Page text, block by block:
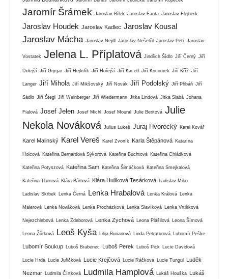
Jaromír Šrámek Jaroslav Bílek Jaroslav Fanta Jaroslav Flejberk
Jaroslav Houdek Jaroslav Kadlec Jaroslav Kousal
Jaroslav Mácha Jaroslav Nejdl Jaroslav Nešetřil Jaroslav Petr Jaroslav
Vostatek Jelena L. Příplatová Jindřich Šídlo Jiří Černý Jiří
Dolejší Jiří Grygar Jiří Hejkrlík Jiří Hořejší Jiří Kacetl Jiří Kocourek Jiří Kříž Jiří
Langer Jiří Mihola Jiří Mikšovský Jiří Novák Jiří Podolský Jiří Přibáň Jiří
Sádlo Jiří Štegl Jiří Weinberger Jiří Wiedermann Jitka Lindová Jitka Slabá Johana
Fialová Josef Jelen Josef Michl Josef Moural Julie Beritová Julie
Nekola Nováková Julius Lukeš Juraj Hvorecký Karel Kovář
Karel Malinský Karel Vereš Karel Zvoník Karla Štěpánová Katarína
Holcová Kateřina Bernardová Sýkorová Kateřina Buchtová Kateřina Chládková
Kateřina Potyszová Kateřina Sam Kateřina Šimáčková Kateřina Smejkalová
Kateřina Thorová Klára Bártová Klára Hulíková Tesárková Ladislav Miko
Ladislav Skrbek Lenka Černá Lenka Hrabalová Lenka Králová Lenka
Maierová Lenka Nováková Lenka Procházková Lenka Slavíková Lenka Vrtišková
Nejezchlebová Lenka Zdeborová Lenka Zychová Leona Plášilová Leona Šímová
Leona Žůrková Leoš Kyša Lilija Burianová Linda Petraturová Lubomír Peške
Lubomír Soukup Luboš Brabenec Luboš Perek Luboš Pick Lucie Davidová
Lucie Hrdá Lucie Juřičková Lucie Krejčová Lucie Ráčková Lucie Tungul Luděk
Nezmar Ludmila Čírtková Ludmila Hamplová Lukáš Houška Lukáš